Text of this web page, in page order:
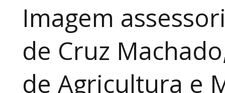
Imagem
de Cruz
de Agricultura e